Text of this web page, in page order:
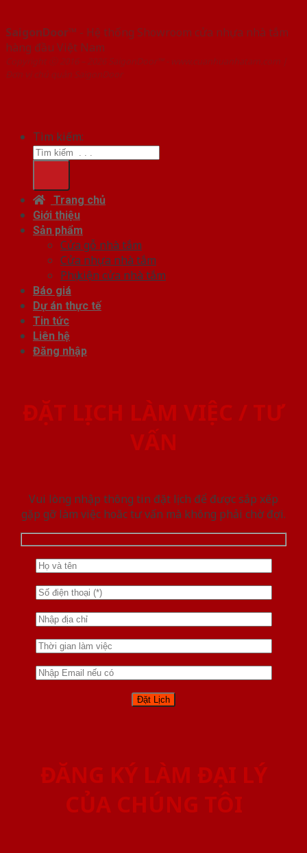
SaigonDoor™ - Hệ thống Showroom cửa nhựa nhà tắm
hàng đầu Việt Nam
Copyright ⓒ 2016 – 2026 SaigonDoor™ - www.cuanhuanhatam.com |
Đơn vị chủ quản SaigonDoor
Tìm kiếm:
Trang chủ
Giới thiệu
Sản phẩm
Cửa gỗ nhà tắm
Cửa nhựa nhà tắm
Phụ kiện cửa nhà tắm
Báo giá
Dự án thực tế
Tin tức
Liên hệ
Đăng nhập
ĐẶT LỊCH LÀM VIỆC / TƯ
VẤN
Vui lòng nhập thông tin đặt lịch để được sắp xếp
gặp gỡ làm việc hoăc tư vấn mà không phải chờ đợi.
ĐĂNG KÝ LÀM ĐẠI LÝ
CỦA CHÚNG TÔI